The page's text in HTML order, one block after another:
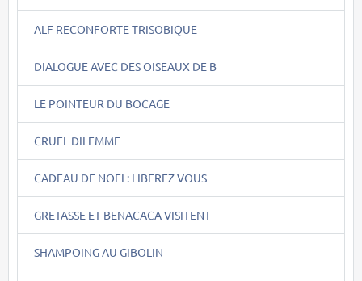
ALF RECONFORTE TRISOBIQUE
DIALOGUE AVEC DES OISEAUX DE B
LE POINTEUR DU BOCAGE
CRUEL DILEMME
CADEAU DE NOEL: LIBEREZ VOUS
GRETASSE ET BENACACA VISITENT
SHAMPOING AU GIBOLIN